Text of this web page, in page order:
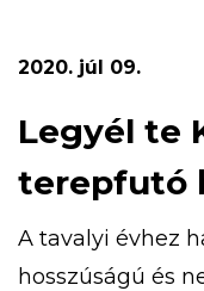
2020. júl 09.
Legyél te
terepfutó
A tavalyi évhez
hosszúságú és